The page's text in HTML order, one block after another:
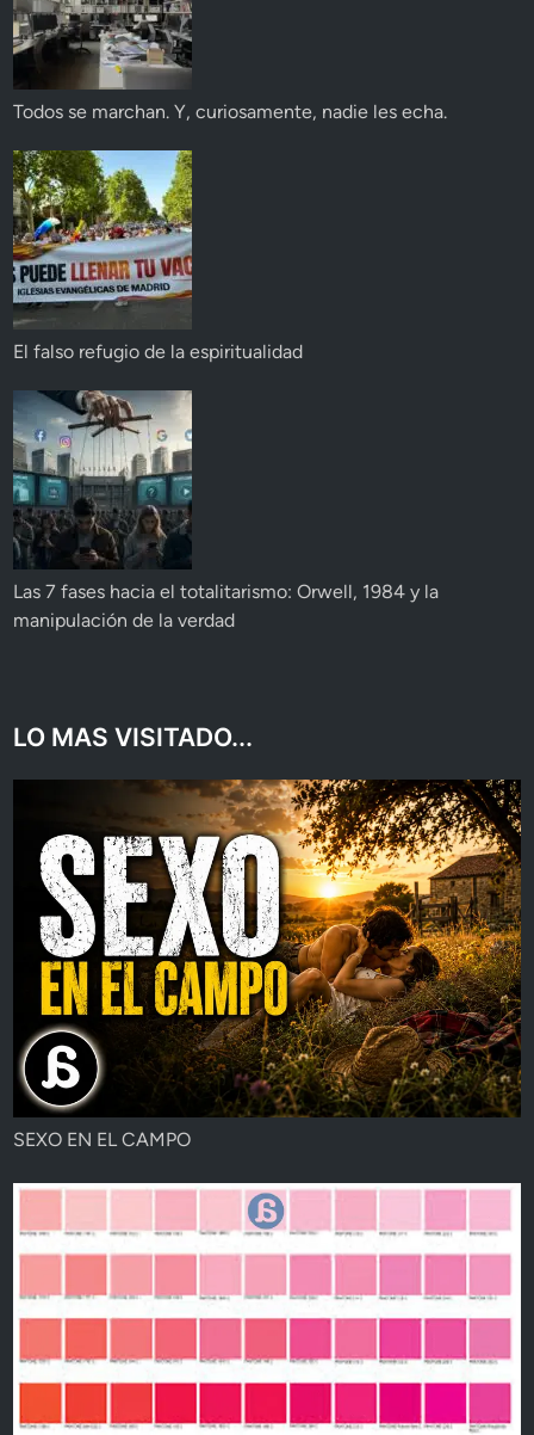
Todos se marchan. Y, curiosamente, nadie les echa.
El falso refugio de la espiritualidad
Las 7 fases hacia el totalitarismo: Orwell, 1984 y la
manipulación de la verdad
LO MAS VISITADO...
SEXO EN EL CAMPO